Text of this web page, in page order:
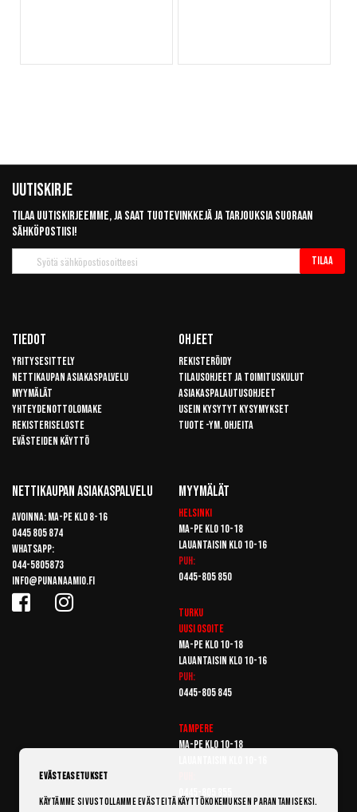
Uutiskirje
Tilaa uutiskirjeemme, ja saat tuotevinkkejä ja tarjouksia suoraan
sähköpostiisi!
uutiskirje
Tilaa
Tiedot
Yritysesittely
Nettikaupan asiakaspalvelu
Myymälät
Yhteydenottolomake
Rekisteriseloste
Evästeiden käyttö
Ohjeet
Rekisteröidy
Tilausohjeet ja toimituskulut
Asiakaspalautusohjeet
Usein kysytyt kysymykset
Tuote -ym. ohjeita
Nettikaupan Asiakaspalvelu
Avoinna: Ma-pe klo 8-16
0445 805 874
Whatsapp:
044-5805873
info@punanaamio.fi
Myymälät
Helsinki
Ma-pe klo 10-18
Lauantaisin klo 10-16
Puh:
0445-805 850
Turku
Uusi osoite
Ma-pe klo 10-18
Lauantaisin klo 10-16
Puh:
0445-805 845
Tampere
Ma-pe klo 10-18
Evästeasetukset
Käytämme sivustollamme evästeitä käyttökokemuksen parantamiseksi.